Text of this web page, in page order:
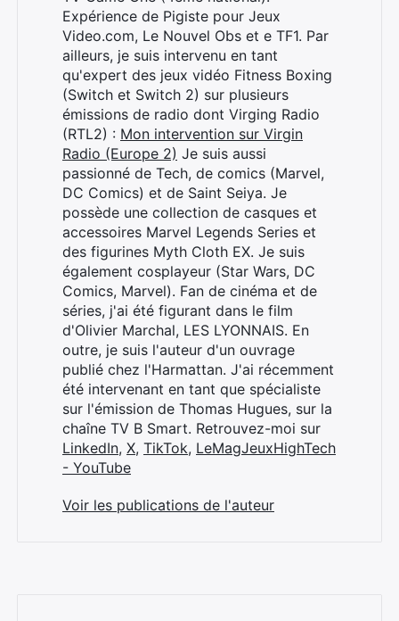
Expérience de Pigiste pour Jeux
Video.com, Le Nouvel Obs et e TF1. Par
ailleurs, je suis intervenu en tant
qu'expert des jeux vidéo Fitness Boxing
(Switch et Switch 2) sur plusieurs
émissions de radio dont Virging Radio
(RTL2) : Mon intervention sur Virgin
Radio (Europe 2) Je suis aussi
passionné de Tech, de comics (Marvel,
DC Comics) et de Saint Seiya. Je
possède une collection de casques et
accessoires Marvel Legends Series et
des figurines Myth Cloth EX. Je suis
également cosplayeur (Star Wars, DC
Comics, Marvel). Fan de cinéma et de
séries, j'ai été figurant dans le film
d'Olivier Marchal, LES LYONNAIS. En
outre, je suis l'auteur d'un ouvrage
publié chez l'Harmattan. J'ai récemment
été intervenant en tant que spécialiste
sur l'émission de Thomas Hugues, sur la
chaîne TV B Smart. Retrouvez-moi sur
LinkedIn, X, TikTok, LeMagJeuxHighTech
- YouTube
Voir les publications de l'auteur
Rechercher
: